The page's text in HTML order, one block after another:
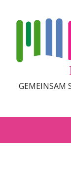
GEMEINSAM